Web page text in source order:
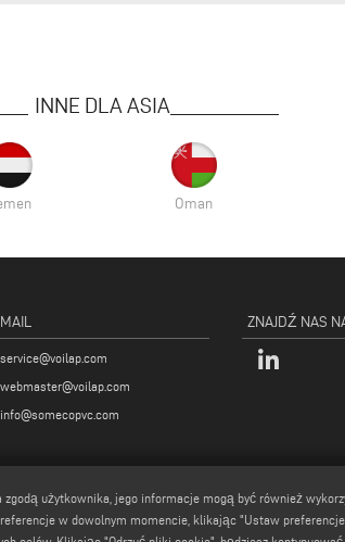
INNE DLA ASIA
Oman
MAIL
service@voilap.com
webmaster@voilap.com
info@somecopvc.com
ZNAJDŹ NAS
użytkownika, jego informacje mogą być również
w dowolnym momencie, klikając "Ustaw